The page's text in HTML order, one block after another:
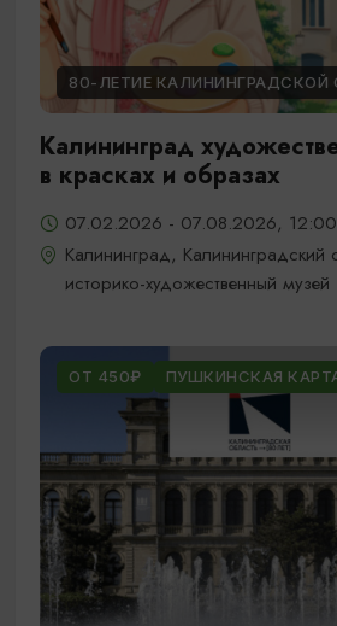
80-ЛЕТИЕ КАЛИНИНГРАДСКОЙ
Калининград
в красках и образах
07.02.2026 - 07.08.2026, 12:00
Калининград, Калининградский
историко-художественный музей
ОТ 450₽ ПУШКИНСКАЯ